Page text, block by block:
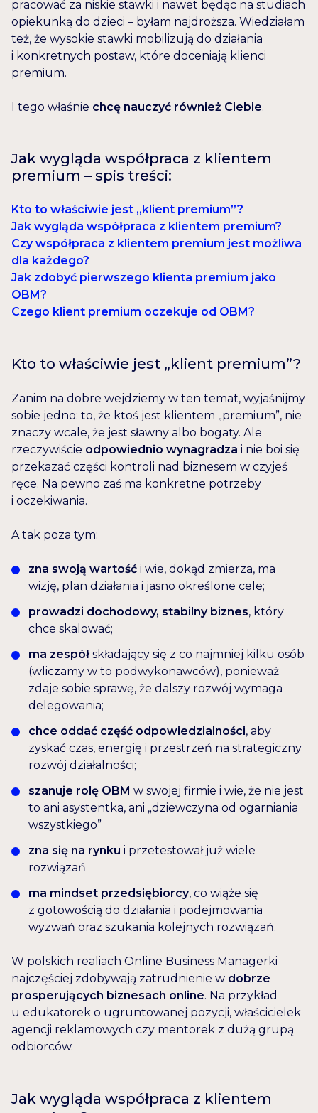
pracować za niskie stawki i nawet będąc na studiach
opiekunką do dzieci – byłam najdroższa. Wiedziałam
też, że wysokie stawki mobilizują do działania
i konkretnych postaw, które doceniają klienci
premium.
I tego właśnie chcę nauczyć również Ciebie.
Jak wygląda współpraca z klientem
premium – spis treści:
Kto to właściwie jest „klient premium”?
Jak wygląda współpraca z klientem premium?
Czy współpraca z klientem premium jest możliwa
dla każdego?
Jak zdobyć pierwszego klienta premium jako
OBM?
Czego klient premium oczekuje od OBM?
Kto to właściwie jest „klient premium”?
Zanim na dobre wejdziemy w ten temat, wyjaśnijmy
sobie jedno: to, że ktoś jest klientem „premium”, nie
znaczy wcale, że jest sławny albo bogaty. Ale
rzeczywiście odpowiednio wynagradza i nie boi się
przekazać części kontroli nad biznesem w czyjeś
ręce. Na pewno zaś ma konkretne potrzeby
i oczekiwania.
A tak poza tym:
zna swoją wartość i wie, dokąd zmierza, ma
wizję, plan działania i jasno określone cele;
prowadzi dochodowy, stabilny biznes, który
chce skalować;
ma zespół składający się z co najmniej kilku osób
(wliczamy w to podwykonawców), ponieważ
zdaje sobie sprawę, że dalszy rozwój wymaga
delegowania;
chce oddać część odpowiedzialności, aby
zyskać czas, energię i przestrzeń na strategiczny
rozwój działalności;
szanuje rolę OBM w swojej firmie i wie, że nie jest
to ani asystentka, ani „dziewczyna od ogarniania
wszystkiego”
zna się na rynku i przetestował już wiele
rozwiązań
ma mindset przedsiębiorcy, co wiąże się
z gotowością do działania i podejmowania
wyzwań oraz szukania kolejnych rozwiązań.
W polskich realiach Online Business Managerki
najczęściej zdobywają zatrudnienie w dobrze
prosperujących biznesach online. Na przykład
u edukatorek o ugruntowanej pozycji, właścicielek
agencji reklamowych czy mentorek z dużą grupą
odbiorców.
Jak wygląda współpraca z klientem